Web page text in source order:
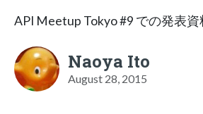
API Meetup Tokyo #9 での発表資
Naoya Ito
August 28, 2015